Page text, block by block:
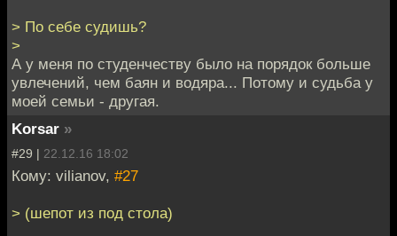
> По себе судишь?
>
А у меня по студенчеству было на порядок больше
увлечений, чем баян и водяра... Потому и судьба у
моей семьи - другая.
Korsar »
#29 | 22.12.16 18:02
Кому: vilianov, #27
> (шепот из под стола)